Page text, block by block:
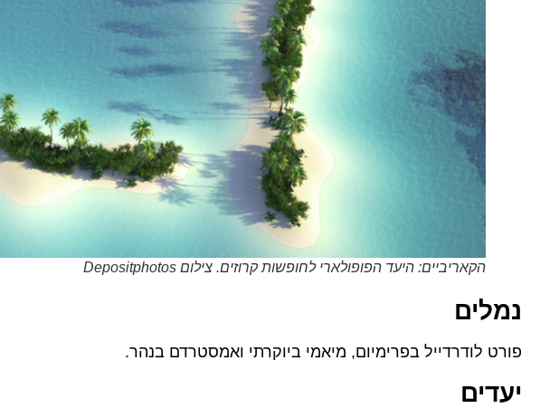
הקאריביים: היעד הפופולארי לחופשות קרוזים. צילום Depositphotos
נמלים
פורט לודרדייל בפרימיום, מיאמי ביוקרתי ואמסטרדם בנהר.
יעדים